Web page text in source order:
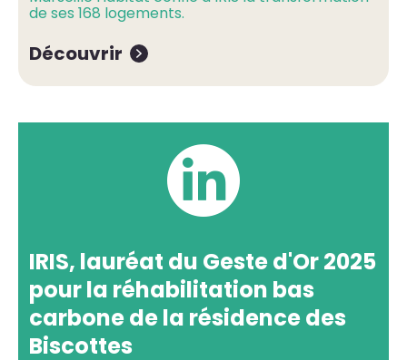
de ses 168 logements.
Découvrir
IRIS, lauréat du Geste d'Or 2025
pour la réhabilitation bas
carbone de la résidence des
Biscottes